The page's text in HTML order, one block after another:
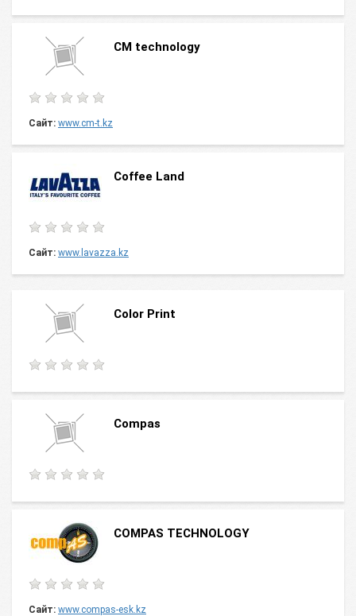
CM technology
Сайт: www.cm-t.kz
Coffee Land
Сайт: www.lavazza.kz
Color Print
Compas
COMPAS TECHNOLOGY
Сайт: www.compas-esk.kz